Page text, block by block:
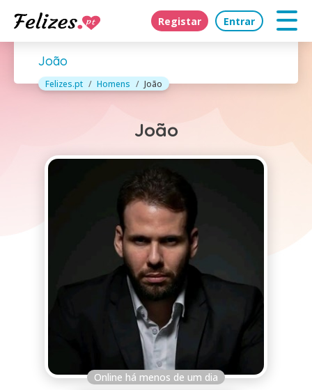
Registar Entrar
João
Felizes.pt Homens João
João
Online há menos de um dia